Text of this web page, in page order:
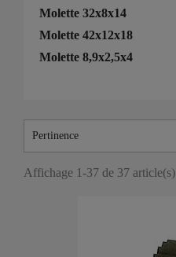
Molette 32x8x14
Molette 42x12x18
Molette 8,9x2,5x4
Pertinence
Affichage 1-37 de 37 article(s)